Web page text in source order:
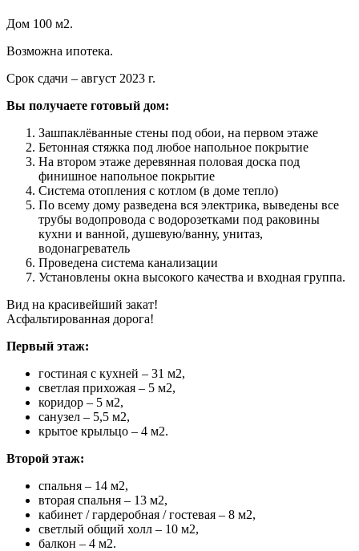
Дом 100 м2.
Возможна ипотека.
Срок сдачи – август 2023 г.
Вы получаете готовый дом:
Зашпаклëванные стены под обои, на первом этаже
Бетонная стяжка под любое напольное покрытие
На втором этаже деревянная половая доска под
финишное напольное покрытие
Система отопления с котлом (в доме тепло)
По всему дому разведена вся электрика, выведены все
трубы водопровода с водорозетками под раковины
кухни и ванной, душевую/ванну, унитаз,
водонагреватель
Проведена система канализации
Установлены окна высокого качества и входная группа.
Вид на красивейший закат!
Асфальтированная дорога!
Первый этаж:
гостиная с кухней – 31 м2,
светлая прихожая – 5 м2,
коридор – 5 м2,
санузел – 5,5 м2,
крытое крыльцо – 4 м2.
Второй этаж:
спальня – 14 м2,
вторая спальня – 13 м2,
кабинет / гардеробная / гостевая – 8 м2,
светлый общий холл – 10 м2,
балкон – 4 м2.